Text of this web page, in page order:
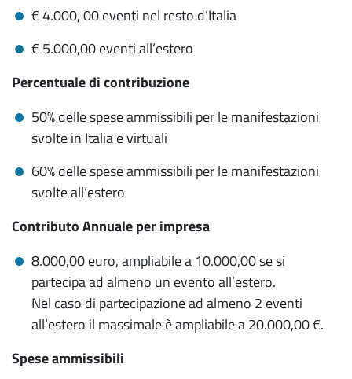
€ 4.000, 00 eventi nel resto d’Italia
€ 5.000,00 eventi all’estero
Percentuale di contribuzione
50% delle spese ammissibili per le manifestazioni
svolte in Italia e virtuali
60% delle spese ammissibili per le manifestazioni
svolte all’estero
Contributo Annuale per impresa
8.000,00 euro, ampliabile a 10.000,00 se si
partecipa ad almeno un evento all’estero.
Nel caso di partecipazione ad almeno 2 eventi
all’estero il massimale è ampliabile a 20.000,00 €.
Spese ammissibili